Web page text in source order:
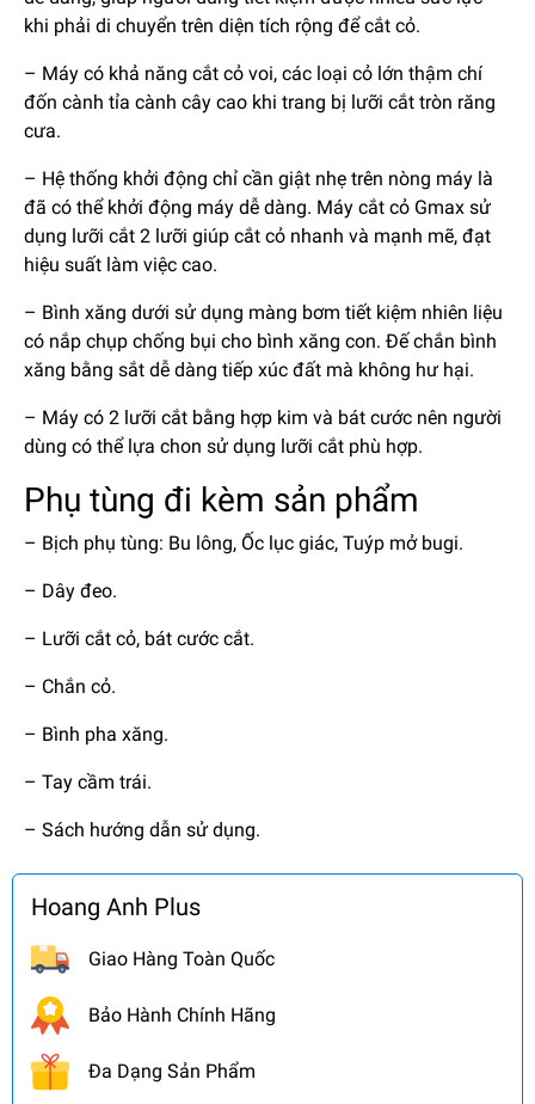
khi phải di chuyển trên diện tích rộng để cắt cỏ.
– Máy có khả năng cắt cỏ voi, các loại cỏ lớn thậm chí
đốn cành tỉa cành cây cao khi trang bị lưỡi cắt tròn răng
cưa.
– Hệ thống khởi động chỉ cần giật nhẹ trên nòng máy là
đã có thể khởi động máy dễ dàng. Máy cắt cỏ Gmax sử
dụng lưỡi cắt 2 lưỡi giúp cắt cỏ nhanh và mạnh mẽ, đạt
hiệu suất làm việc cao.
– Bình xăng dưới sử dụng màng bơm tiết kiệm nhiên liệu
có nắp chụp chống bụi cho bình xăng con. Đế chắn bình
xăng bằng sắt dễ dàng tiếp xúc đất mà không hư hại.
– Máy có 2 lưỡi cắt bằng hợp kim và bát cước nên người
dùng có thể lựa chon sử dụng lưỡi cắt phù hợp.
Phụ tùng đi kèm sản phẩm
– Bịch phụ tùng: Bu lông, Ốc lục giác, Tuýp mở bugi.
– Dây đeo.
– Lưỡi cắt cỏ, bát cước cắt.
– Chắn cỏ.
– Bình pha xăng.
– Tay cầm trái.
– Sách hướng dẫn sử dụng.
Hoang Anh Plus
Giao Hàng Toàn Quốc
Bảo Hành Chính Hãng
Đa Dạng Sản Phẩm